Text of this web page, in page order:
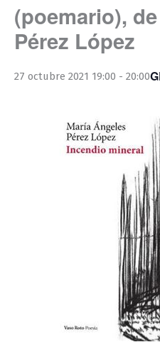
(poemario),
Pérez López
27 octubre 2021 19:00 - 20:00